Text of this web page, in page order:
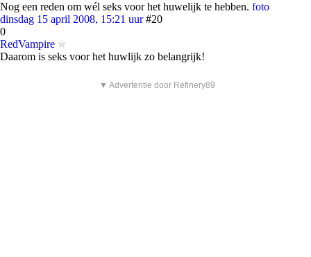
Nog een reden om wél seks voor het huwelijk te hebben. foto
dinsdag 15 april 2008, 15:21 uur #20
0
RedVampire
Daarom is seks voor het huwlijk zo belangrijk!
▼ Advertentie door Refinery89